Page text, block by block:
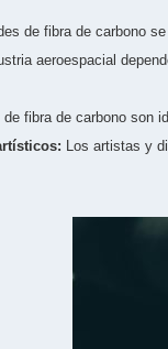
de fibra de carbono
aeroespacial
de fibra de carbono son
Los artistas y